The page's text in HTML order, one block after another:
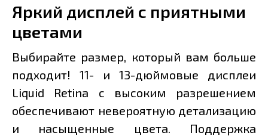
Яркий дисплей с приятными
цветами
Выбирайте размер, который вам больше
подходит! 11- и 13-дюймовые дисплеи
Liquid Retina с высоким разрешением
обеспечивают невероятную детализацию
и насыщенные цвета. Поддержка